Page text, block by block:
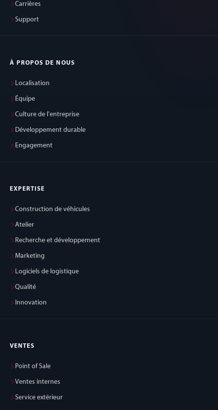
Carrières
Support
À PROPOS DE NOUS
Localisation
Équipe
Culture de l'entreprise
Développement durable
Engagement
EXPERTISE
Construction de véhicules
Atelier
Recherche et développement
Marketing
Logiciels de logistique
Qualité
Innovation
VENTES
Point of Sale
Ventes internes
Service extérieur